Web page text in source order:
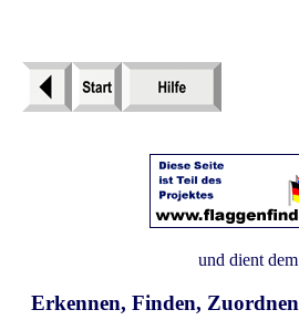
und dient dem
Erkennen, Finden,